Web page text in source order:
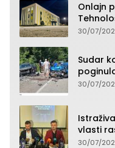
Onlajn
30/07/
Sudar
30/07/
vlasti
30/07/